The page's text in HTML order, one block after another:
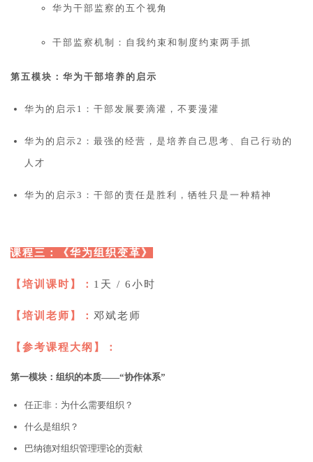
华为干部监察的五个视角
干部监察机制：自我约束和制度约束两手抓
第五模块：华为干部培养的启示
华为的启示1：干部发展要滴灌，不要漫灌
华为的启示2：最强的经营，是培养自己思考、自己行动的
人才
华为的启示3：干部的责任是胜利，牺牲只是一种精神
课程三：《华为组织变革》
【培训课时】： 1天 / 6小时
【培训老师】： 邓斌老师
【参考课程大纲】：
第一模块：组织的本质——“协作体系”
任正非：为什么需要组织？
什么是组织？
巴纳德对组织管理理论的贡献